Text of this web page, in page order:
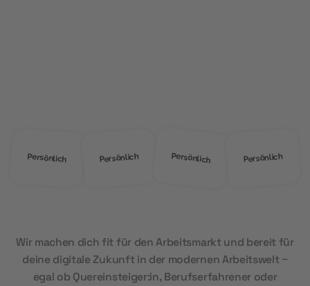
Persönlich Persönlich Persönlich Persönlich
Wir machen dich fit für den Arbeitsmarkt und bereit für
deine digitale Zukunft in der modernen Arbeitswelt –
egal ob Quereinsteiger:in, Berufserfahrener oder